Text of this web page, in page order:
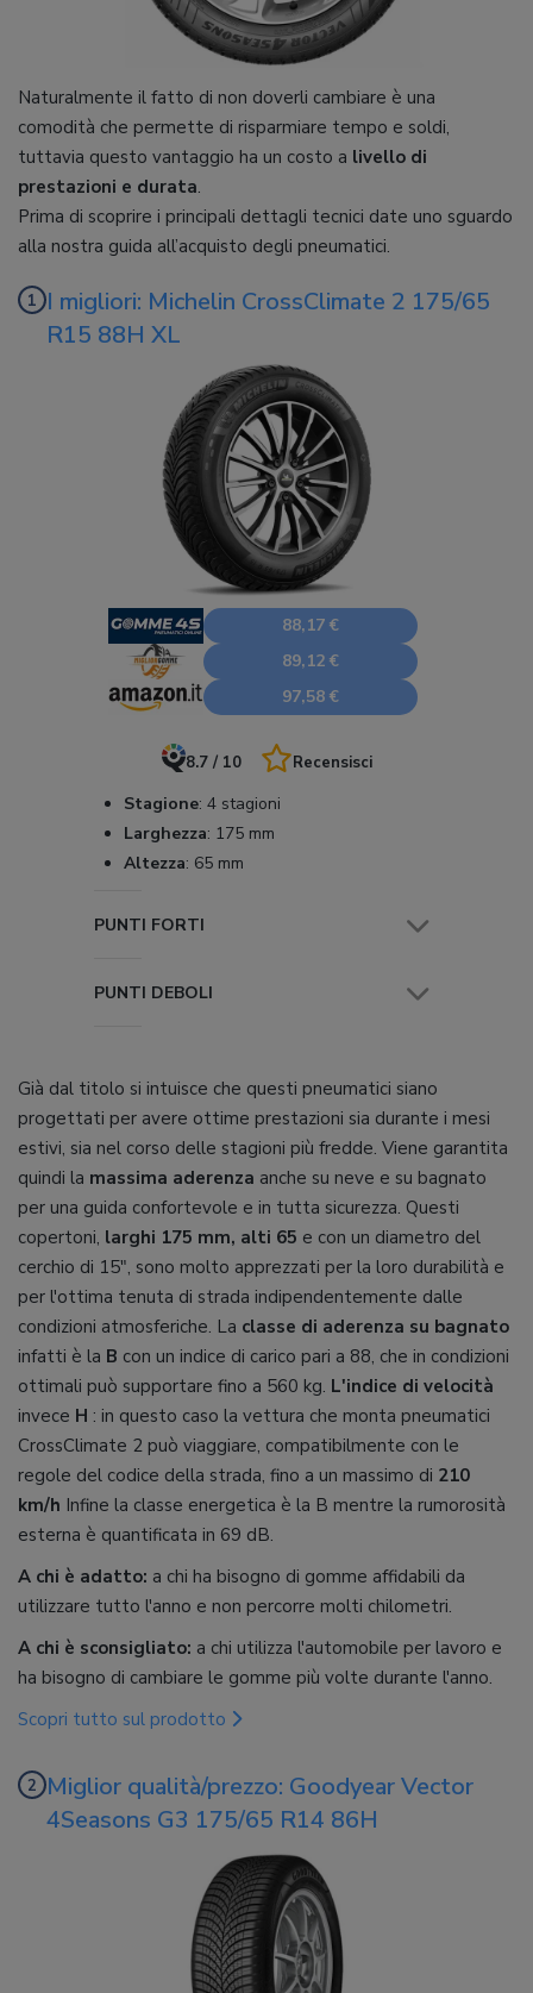
Naturalmente il fatto di non doverli cambiare è una
comodità che permette di risparmiare tempo e soldi,
tuttavia questo vantaggio ha un costo a livello di
prestazioni e durata.
Prima di scoprire i principali dettagli tecnici date uno sguardo
alla nostra guida all’acquisto degli pneumatici.
I migliori: Michelin CrossClimate 2 175/65
R15 88H XL
88,17 €
89,12 €
97,58 €
8.7 / 10 Recensisci
Stagione: 4 stagioni
Larghezza: 175 mm
Altezza: 65 mm
PUNTI FORTI
PUNTI DEBOLI
Già dal titolo si intuisce che questi pneumatici siano
progettati per avere ottime prestazioni sia durante i mesi
estivi, sia nel corso delle stagioni più fredde. Viene garantita
quindi la massima aderenza anche su neve e su bagnato
per una guida confortevole e in tutta sicurezza. Questi
copertoni, larghi 175 mm, alti 65 e con un diametro del
cerchio di 15", sono molto apprezzati per la loro durabilità e
per l'ottima tenuta di strada indipendentemente dalle
condizioni atmosferiche. La classe di aderenza su bagnato
infatti è la B con un indice di carico pari a 88, che in condizioni
ottimali può supportare fino a 560 kg. L'indice di velocità
invece H : in questo caso la vettura che monta pneumatici
CrossClimate 2 può viaggiare, compatibilmente con le
regole del codice della strada, fino a un massimo di 210
km/h Infine la classe energetica è la B mentre la rumorosità
esterna è quantificata in 69 dB.
A chi è adatto: a chi ha bisogno di gomme affidabili da
utilizzare tutto l'anno e non percorre molti chilometri.
A chi è sconsigliato: a chi utilizza l'automobile per lavoro e
ha bisogno di cambiare le gomme più volte durante l'anno.
Scopri tutto sul prodotto
Miglior qualità/prezzo: Goodyear Vector
4Seasons G3 175/65 R14 86H